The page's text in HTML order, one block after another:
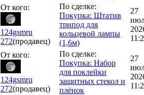
От кого:
124gsmru
272(продавец)
По сделке:
Покупка: Штатив
трипод для
кольцевой лампы
(1,6м)
27
От кого:
124gsmru
272(продавец)
По сделке:
Покупка: Набор
для поклейки
защитных стекол и
плёнок
27